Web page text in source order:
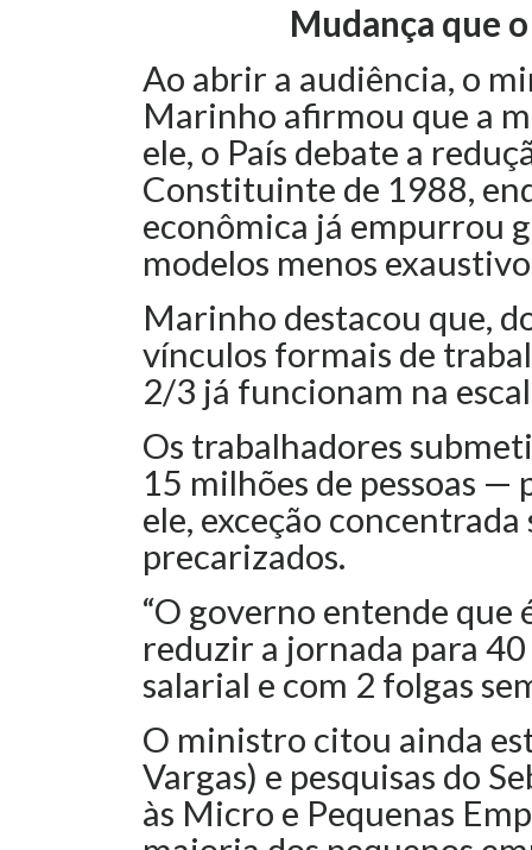
Mudança que
Ao abrir a audiência, o
Marinho afirmou que a
ele, o País debate a
Constituinte de 1988,
econômica já empurrou
modelos menos
Marinho destacou que,
vínculos formais de
2/3 já funcionam na
Os trabalhadores
15 milhões de pessoas —
ele, exceção
precarizados.
“O governo entende
reduzir a jornada para
salarial e com 2 folgas
O ministro citou ainda
Vargas) e pesquisas do
às Micro e Pequenas